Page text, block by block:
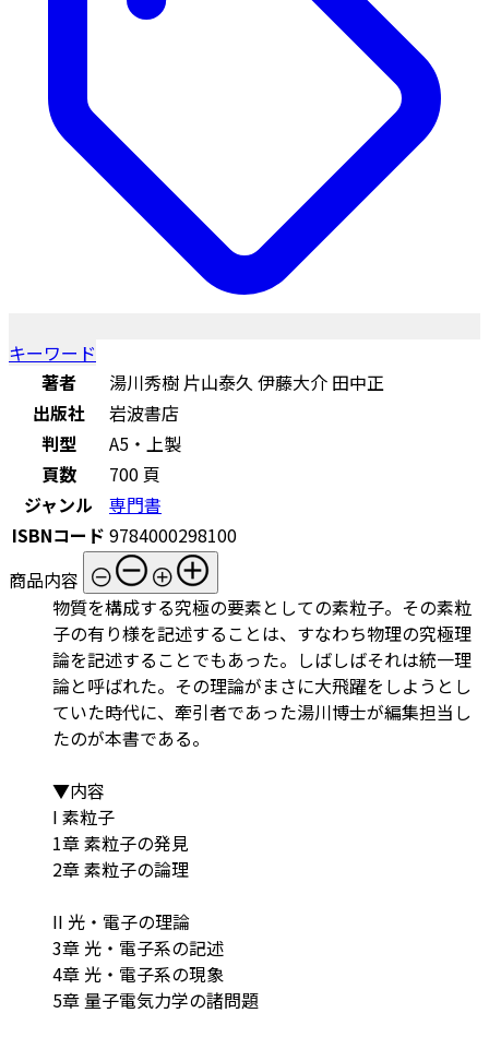
キーワード
著者
湯川秀樹 片山泰久 伊藤大介 田中正
出版社
岩波書店
判型
A5・上製
頁数
700 頁
ジャンル
専門書
ISBNコード 9784000298100
商品内容
物質を構成する究極の要素としての素粒子。その素粒
子の有り様を記述することは、すなわち物理の究極理
論を記述することでもあった。しばしばそれは統一理
論と呼ばれた。その理論がまさに大飛躍をしようとし
ていた時代に、牽引者であった湯川博士が編集担当し
たのが本書である。
▼内容
I 素粒子
1章 素粒子の発見
2章 素粒子の論理
II 光・電子の理論
3章 光・電子系の記述
4章 光・電子系の現象
5章 量子電気力学の諸問題